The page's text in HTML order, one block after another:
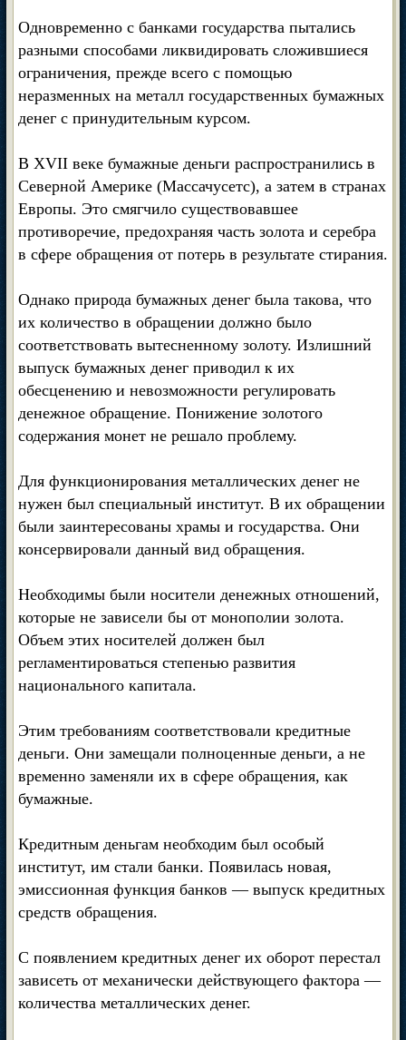
Одновременно с банками государства пытались
разными способами ликвидировать сложившиеся
ограничения, прежде всего с помощью
неразменных на металл государственных бумажных
денег с принудительным курсом.
В XVII веке бумажные деньги распространились в
Северной Америке (Массачусетс), а затем в странах
Европы. Это смягчило существовавшее
противоречие, предохраняя часть золота и серебра
в сфере обращения от потерь в результате стирания.
Однако природа бумажных денег была такова, что
их количество в обращении должно было
соответствовать вытесненному золоту. Излишний
выпуск бумажных денег приводил к их
обесценению и невозможности регулировать
денежное обращение. Понижение золотого
содержания монет не решало проблему.
Для функционирования металлических денег не
нужен был специальный институт. В их обращении
были заинтересованы храмы и государства. Они
консервировали данный вид обращения.
Необходимы были носители денежных отношений,
которые не зависели бы от монополии золота.
Объем этих носителей должен был
регламентироваться степенью развития
национального капитала.
Этим требованиям соответствовали кредитные
деньги. Они замещали полноценные деньги, а не
временно заменяли их в сфере обращения, как
бумажные.
Кредитным деньгам необходим был особый
институт, им стали банки. Появилась новая,
эмиссионная функция банков — выпуск кредитных
средств обращения.
С появлением кредитных денег их оборот перестал
зависеть от механически действующего фактора —
количества металлических денег.